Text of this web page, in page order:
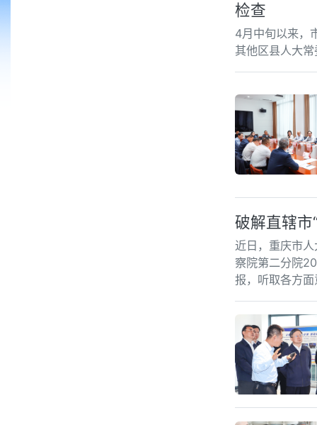
检查
4月中旬以来，
其他区县人大
破解直辖市
近日，重庆市
察院第二分院
报，听取各方